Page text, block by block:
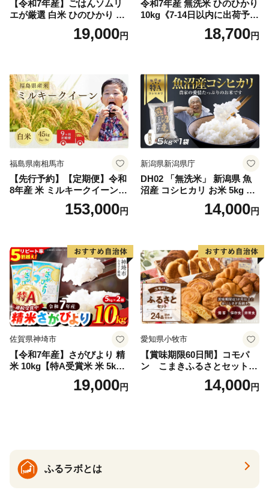
【令和7年産】ごはんソムリ
エが厳選 白米 ひのひかり 10
米 10kg 5kg×2 ひのひかり ブ
19,000円
令和7年産 無洗米 ひのひかり
10kg《7-14日以内に出荷予定
(土日祝除く)》コメ 米 無洗米
令和7年産 高レビュー｜人気
18,700円
福島県南相馬市
【先行予約】【定期便】令和
8年産 米 ミルキークイーン
白米 45kg (5kg×9回) | ミルキ
ークイーン 米5kg 福島 福島
福島県 南相馬市 cu006-ae
153,000円
新潟県新潟県庁
DH02 「無洗米」 新潟県 魚
沼産 コシヒカリ お米 5kg こ
しひかり 精米 米（お米の美
味しい炊き方ガイド付き）
14,000円
佐賀県神埼市
【令和7年産】さがびより 精
米 10kg【特A受賞米 米 5kg×
2袋 お米 コメ こめ 国産 美味
しい ブランド米 人気 ランキ
19,000円
愛知県小牧市
【賞味期限60日間】コモパ
ン こまきふるさとセット
（24個入り）／災害用備蓄
保存食 非常食 防災グッズに
14,000円
ふるラボとは